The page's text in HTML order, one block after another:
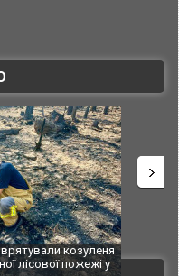
та правоохоронців
наркобарона.
Росіяни
одна